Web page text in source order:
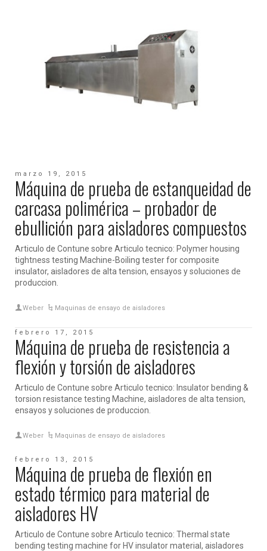
marzo 19, 2015
Máquina de prueba de estanqueidad de
carcasa polimérica – probador de
ebullición para aisladores compuestos
Articulo de Contune sobre Articulo tecnico: Polymer housing
tightness testing Machine-Boiling tester for composite
insulator, aisladores de alta tension, ensayos y soluciones de
produccion.
Weber Maquinas de ensayo de aisladores
febrero 17, 2015
Máquina de prueba de resistencia a
flexión y torsión de aisladores
Articulo de Contune sobre Articulo tecnico: Insulator bending &
torsion resistance testing Machine, aisladores de alta tension,
ensayos y soluciones de produccion.
Weber Maquinas de ensayo de aisladores
febrero 13, 2015
Máquina de prueba de flexión en
estado térmico para material de
aisladores HV
Articulo de Contune sobre Articulo tecnico: Thermal state
bending testing machine for HV insulator material, aisladores